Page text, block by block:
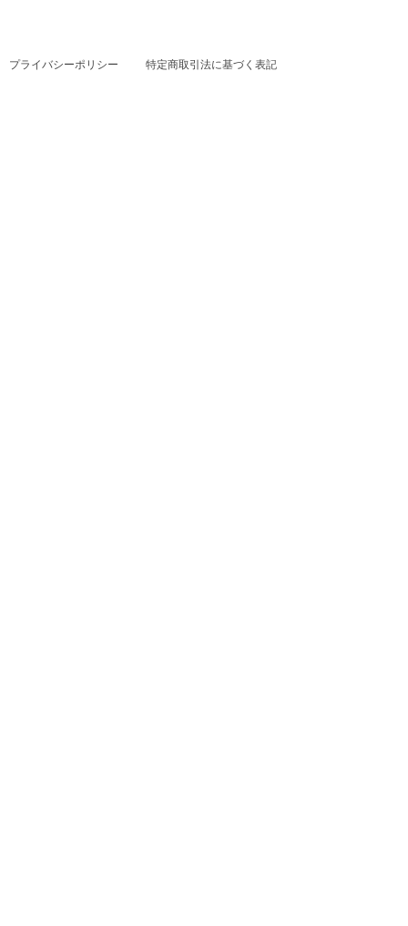
プライバシーポリシー 特定商取引法に基づく表記